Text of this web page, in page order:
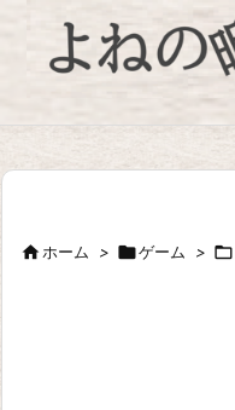
ホーム > ゲーム > 